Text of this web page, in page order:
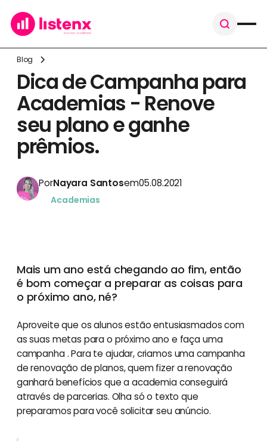
Blog
Dica de Campanha para
Academias - Renove
seu plano e ganhe
prêmios.
PorNayara Santosem05.08.2021
Academias
Mais um ano está chegando ao fim, então
é bom começar a preparar as coisas para
o próximo ano, né?
Aproveite que os alunos estão entusiasmados com
as suas metas para o próximo ano e faça uma
campanha . Para te ajudar, criamos uma campanha
de renovação de planos, quem fizer a renovação
ganhará benefícios que a academia conseguirá
através de parcerias. Olha só o texto que
preparamos para você solicitar seu anúncio.